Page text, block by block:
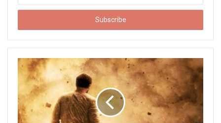
t
r
y
u
r
m
a
i